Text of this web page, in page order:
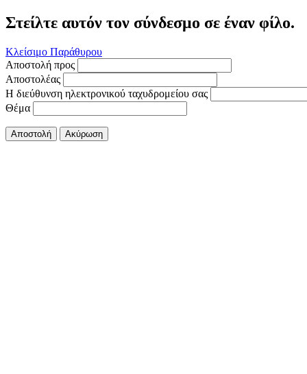
Στείλτε αυτόν τον σύνδεσμο σε έναν φίλο.
Κλείσιμο Παράθυρου
Αποστολή προς
Αποστολέας
Η διεύθυνση ηλεκτρονικού ταχυδρομείου σας
Θέμα
Αποστολή Ακύρωση